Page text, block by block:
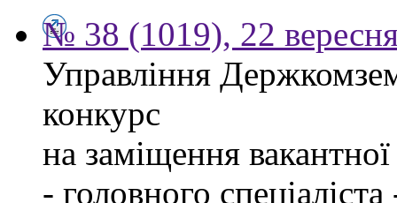
№ 38 (1019), 22
Управління
конкурс
на заміщення
- головного